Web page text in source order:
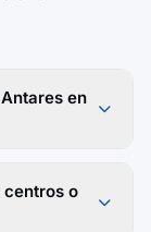
en
centros o